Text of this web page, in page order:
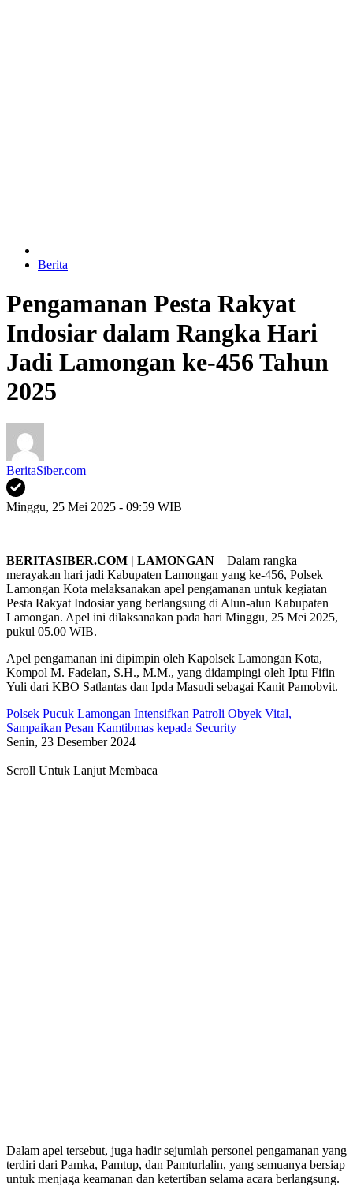
Berita
Pengamanan Pesta Rakyat
Indosiar dalam Rangka Hari
Jadi Lamongan ke-456 Tahun
2025
BeritaSiber.com
Minggu, 25 Mei 2025 - 09:59 WIB
BERITASIBER.COM | LAMONGAN – Dalam rangka
merayakan hari jadi Kabupaten Lamongan yang ke-456, Polsek
Lamongan Kota melaksanakan apel pengamanan untuk kegiatan
Pesta Rakyat Indosiar yang berlangsung di Alun-alun Kabupaten
Lamongan. Apel ini dilaksanakan pada hari Minggu, 25 Mei 2025,
pukul 05.00 WIB.
Apel pengamanan ini dipimpin oleh Kapolsek Lamongan Kota,
Kompol M. Fadelan, S.H., M.M., yang didampingi oleh Iptu Fifin
Yuli dari KBO Satlantas dan Ipda Masudi sebagai Kanit Pamobvit.
Polsek Pucuk Lamongan Intensifkan Patroli Obyek Vital,
Sampaikan Pesan Kamtibmas kepada Security
Senin, 23 Desember 2024
Scroll Untuk Lanjut Membaca
Dalam apel tersebut, juga hadir sejumlah personel pengamanan yang
terdiri dari Pamka, Pamtup, dan Pamturlalin, yang semuanya bersiap
untuk menjaga keamanan dan ketertiban selama acara berlangsung.